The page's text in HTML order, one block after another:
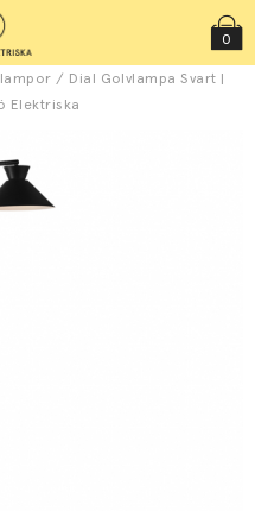
0
/ Dial Golvlampa Svart |
Elektriska